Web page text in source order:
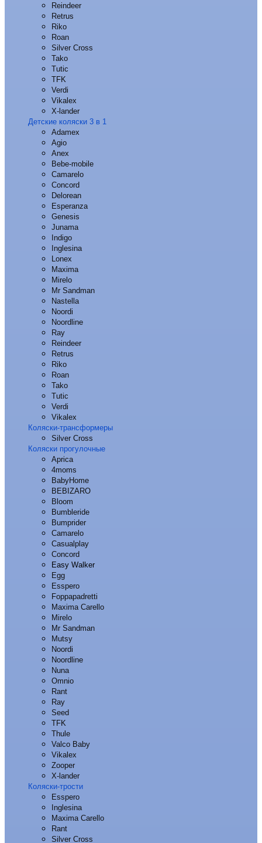
Reindeer
Retrus
Riko
Roan
Silver Cross
Tako
Tutic
TFK
Verdi
Vikalex
X-lander
Детские коляски 3 в 1
Adamex
Agio
Anex
Bebe-mobile
Camarelo
Concord
Delorean
Esperanza
Genesis
Junama
Indigo
Inglesina
Lonex
Maxima
Mirelo
Mr Sandman
Nastella
Noordi
Noordline
Ray
Reindeer
Retrus
Riko
Roan
Tako
Tutic
Verdi
Vikalex
Коляски-трансформеры
Silver Cross
Коляски прогулочные
Aprica
4moms
BabyHome
BEBIZARO
Bloom
Bumbleride
Bumprider
Camarelo
Casualplay
Concord
Easy Walker
Egg
Esspero
Foppapadretti
Maxima Carello
Mirelo
Mr Sandman
Mutsy
Noordi
Noordline
Nuna
Omnio
Rant
Ray
Seed
TFK
Thule
Valco Baby
Vikalex
Zooper
X-lander
Коляски-трости
Esspero
Inglesina
Maxima Carello
Rant
Silver Cross